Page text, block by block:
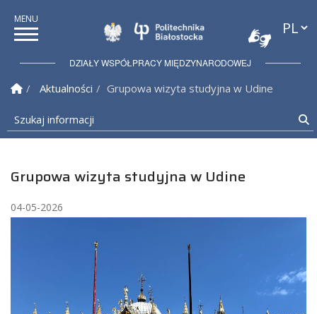
Politechnika
DZIAŁY WSPÓŁPRACY MIĘDZYNARODOWEJ
Strona Główna
Aktualności
Grupowa wizyta studyjna w Udine
Szukaj informacji
Grupowa wizyta studyjna w Udine
04-05-2026